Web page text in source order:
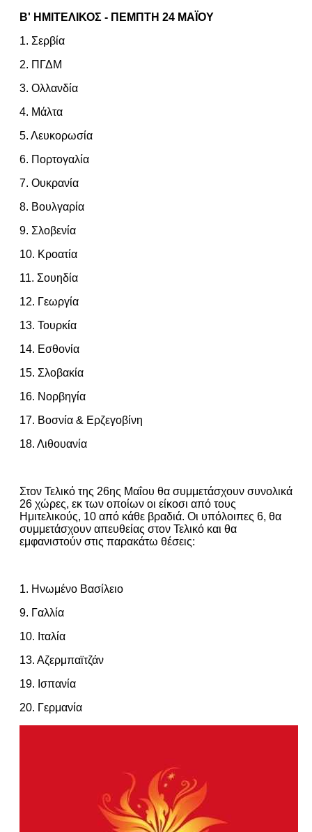
Β' ΗΜΙΤΕΛΙΚΟΣ - ΠΕΜΠΤΗ 24 ΜΑΪΟΥ
1. Σερβία
2. ΠΓΔΜ
3. Ολλανδία
4. Μάλτα
5. Λευκορωσία
6. Πορτογαλία
7. Ουκρανία
8. Βουλγαρία
9. Σλοβενία
10. Κροατία
11. Σουηδία
12. Γεωργία
13. Τουρκία
14. Εσθονία
15. Σλοβακία
16. Νορβηγία
17. Βοσνία & Ερζεγοβίνη
18. Λιθουανία
Στον Τελικό της 26ης Μαΐου θα συμμετάσχουν συνολικά
26 χώρες, εκ των οποίων οι είκοσι από τους
Ημιτελικούς, 10 από κάθε βραδιά. Οι υπόλοιπες 6, θα
συμμετάσχουν απευθείας στον Τελικό και θα
εμφανιστούν στις παρακάτω θέσεις:
1. Ηνωμένο Βασίλειο
9. Γαλλία
10. Ιταλία
13. Αζερμπαϊτζάν
19. Ισπανία
20. Γερμανία